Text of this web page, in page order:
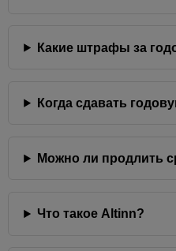
Какие штрафы за
Когда сдавать
Можно ли продлить
Что такое Altinn?